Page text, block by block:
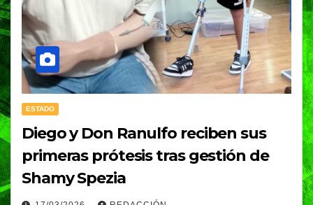
ESTADO
Diego y Don Ranulfo reciben sus
primeras prótesis tras gestión de
Shamy Spezia